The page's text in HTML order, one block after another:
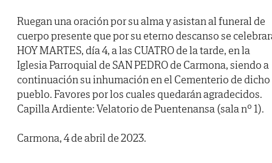
Ruegan una oración por su alma y asistan al funeral de
cuerpo presente que por su eterno descanso se
HOY MARTES, día 4, a las CUATRO de la tarde, en la
Iglesia Parroquial de SAN PEDRO de Carmona, siendo a
continuación su inhumación en el Cementerio de dicho
pueblo. Favores por los cuales quedarán agradecidos.
Capilla Ardiente: Velatorio de Puentenansa (sala nº 1).
Carmona, 4 de abril de 2023.